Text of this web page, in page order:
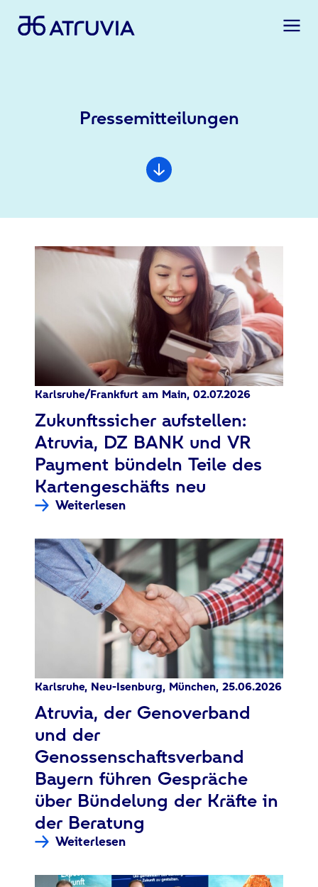
Pressemitteilungen
Karlsruhe/Frankfurt am Main, 02.07.2026
:
Zukunftssicher aufstellen:
Atruvia, DZ BANK und VR
Payment bündeln Teile des
Kartengeschäfts neu
Weiterlesen
Karlsruhe, Neu-Isenburg, München, 25.06.2026
:
Atruvia, der Genoverband
und der
Genossenschaftsverband
Bayern führen Gespräche
über Bündelung der Kräfte in
der Beratung
Weiterlesen